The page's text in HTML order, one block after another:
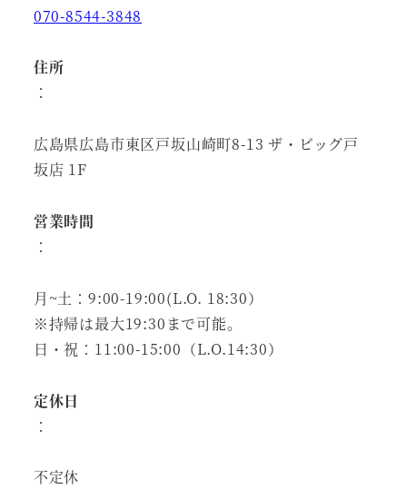
070-8544-3848
住所
：
広島県広島市東区戸坂山崎町8-13 ザ・ビッグ戸
坂店 1F
営業時間
：
月~土：9:00-19:00(L.O. 18:30）
※持帰は最大19:30まで可能。
日・祝：11:00-15:00（L.O.14:30）
定休日
：
不定休